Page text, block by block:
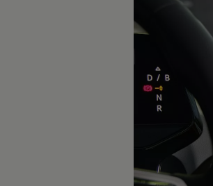
Garantie & Lebensdauer
Recycling: Rohstoffe
ID. Head-up-Display
Volkswagen
Service und Ersatzteile
Zubehör und Lifestyle